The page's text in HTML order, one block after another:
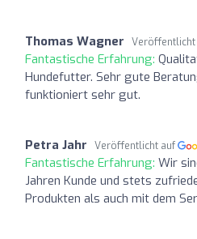
Thomas Wagner Veröffentlicht
Fantastische Erfahrung:
Hundefutter. Sehr gute
funktioniert sehr gut.
Petra Jahr Veröffentlicht auf
Fantastische Erfahrung: Wir
Jahren Kunde und stets
Produkten als auch mit dem